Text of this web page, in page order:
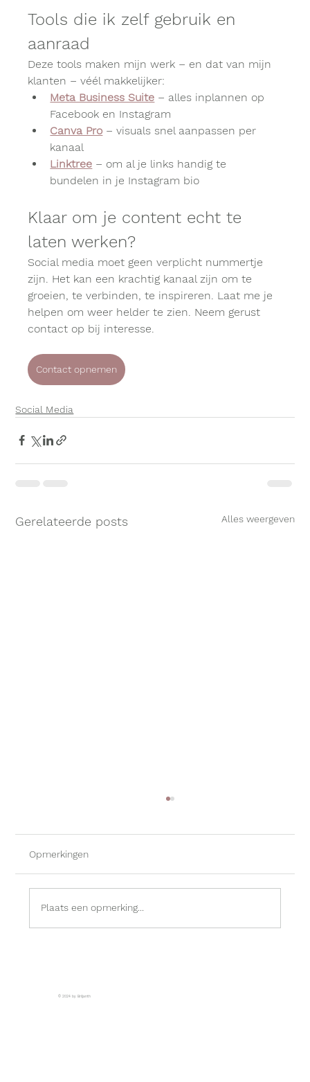
Tools die ik zelf gebruik en
aanraad
Deze tools maken mijn werk – en dat van mijn
klanten – véél makkelijker:
Meta Business Suite – alles inplannen op
Facebook en Instagram
Canva Pro – visuals snel aanpassen per
kanaal
Linktree – om al je links handig te
bundelen in je Instagram bio
Klaar om je content echt te
laten werken?
Social media moet geen verplicht nummertje
zijn. Het kan een krachtig kanaal zijn om te
groeien, te verbinden, te inspireren. Laat me je
helpen om weer helder te zien. Neem gerust
contact op bij interesse.
Contact opnemen
Social Media
Gerelateerde posts Alles weergeven
Opmerkingen
Plaats een opmerking...
© 2024 by Briljanth